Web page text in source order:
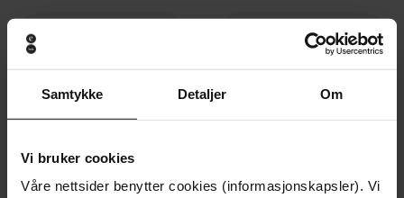
Samtykke Detaljer Om
Vi bruker cookies
Våre nettsider benytter cookies (informasjonskapsler). Vi